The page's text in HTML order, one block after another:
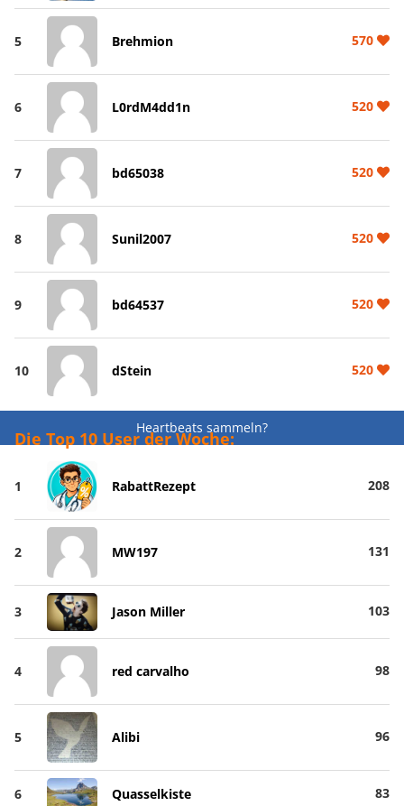
5 Brehmion 570
6 L0rdM4dd1n 520
7 bd65038 520
8 Sunil2007 520
9 bd64537 520
10 dStein 520
Heartbeats sammeln?
Die Top 10 User der Woche:
1 RabattRezept 208
2 MW197 131
3 Jason Miller 103
4 red carvalho 98
5 Alibi 96
6 Quasselkiste 83